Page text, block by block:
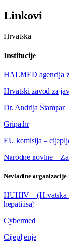
Linkovi
Hrvatska
Institucije
HALMED agencija
Hrvatski zavod za
Dr. Andrija Štampar
Gripa.hr
EU komisija –
Narodne novine –
Nevladine organizacije
HUHIV – (Hrvatska
hepatitisa)
Cybermed
Cijepljenje